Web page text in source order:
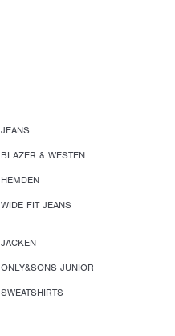
JEANS
BLAZER & WESTEN
HEMDEN
WIDE FIT JEANS
JACKEN
ONLY&SONS JUNIOR
SWEATSHIRTS